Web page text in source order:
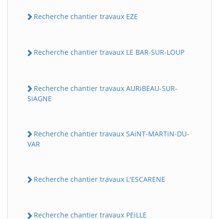
Recherche chantier travaux EZE
Recherche chantier travaux LE BAR-SUR-LOUP
Recherche chantier travaux AURiBEAU-SUR-
SiAGNE
Recherche chantier travaux SAiNT-MARTiN-DU-
VAR
Recherche chantier travaux L'ESCARENE
Recherche chantier travaux PEiLLE